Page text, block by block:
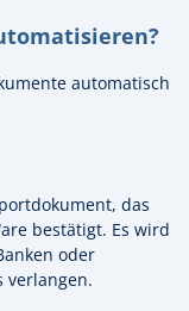
automatisch
das
bestätigt. Es wird
oder
verlangen.